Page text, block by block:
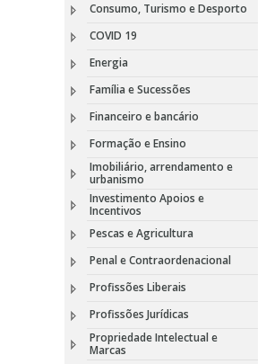
Consumo, Turismo e Desporto
COVID 19
Energia
Família e Sucessões
Financeiro e bancário
Formação e Ensino
Imobiliário, arrendamento e
urbanismo
Investimento Apoios e
Incentivos
Pescas e Agricultura
Penal e Contraordenacional
Profissões Liberais
Profissões Jurídicas
Propriedade Intelectual e
Marcas